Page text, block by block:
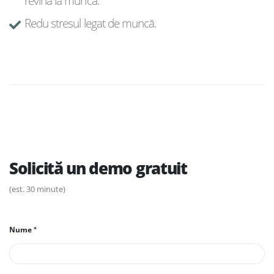
Redu stresul legat de muncă.
Solicită un demo gratuit
(est. 30 minute)
Nume